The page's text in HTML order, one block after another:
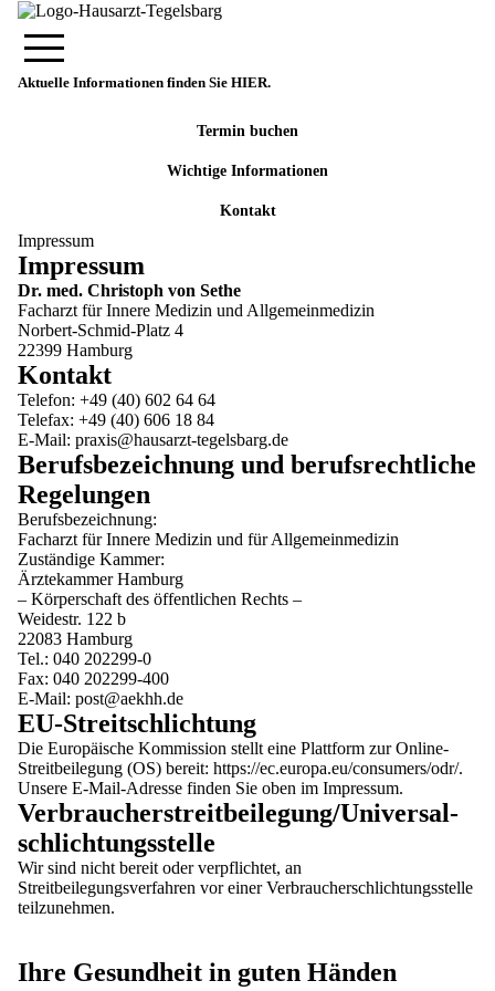
Aktuelle Informationen finden Sie HIER.
Termin buchen
Wichtige Informationen
Kontakt
Impressum
Impressum
Dr. med. Christoph von Sethe
Facharzt für Innere Medizin und Allgemeinmedizin
Norbert-Schmid-Platz 4
22399 Hamburg
Kontakt
Telefon: +49 (40) 602 64 64
Telefax: +49 (40) 606 18 84
E-Mail: praxis@hausarzt-tegelsbarg.de
Berufsbezeichnung und berufsrechtliche
Regelungen
Berufsbezeichnung:
Facharzt für Innere Medizin und für Allgemeinmedizin
Zuständige Kammer:
Ärztekammer Hamburg
– Körperschaft des öffentlichen Rechts –
Weidestr. 122 b
22083 Hamburg
Tel.: 040 202299-0
Fax: 040 202299-400
E-Mail: post@aekhh.de
EU-Streitschlichtung
Die Europäische Kommission stellt eine Plattform zur Online-
Streitbeilegung (OS) bereit: https://ec.europa.eu/consumers/odr/.
Unsere E-Mail-Adresse finden Sie oben im Impressum.
Verbraucher­streit­beilegung/Universal­
schlichtungs­stelle
Wir sind nicht bereit oder verpflichtet, an
Streitbeilegungsverfahren vor einer Verbraucherschlichtungsstelle
teilzunehmen.
Ihre Gesundheit in guten Händen